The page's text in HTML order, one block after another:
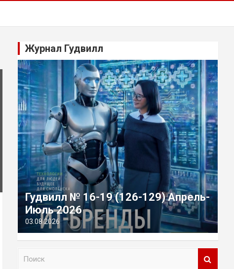
Журнал Гудвилл
Гудвилл № 16-19 (126-129) Апрель-
Июль 2026
03.08.2026